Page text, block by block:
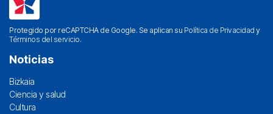
Protegido por reCAPTCHA de Google. Se aplican su Política de Privacidad y
Términos del servicio.
Noticias
Bizkaia
Ciencia y salud
Cultura